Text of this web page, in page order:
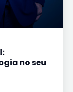
no seu